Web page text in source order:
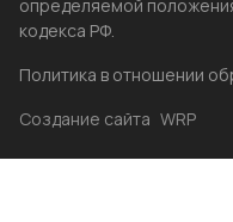
определяемой
кодекса РФ.
Политика в отношении
Создание сайта WRP